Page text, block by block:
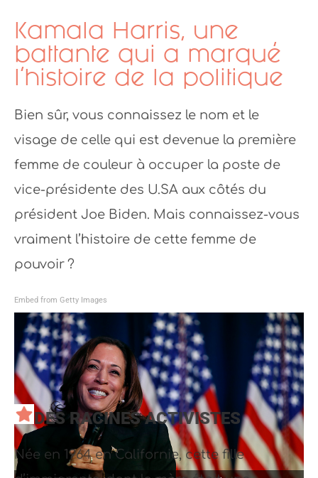
Kamala Harris, une
battante qui a marqué
l’histoire de la politique
Bien sûr, vous connaissez le nom et le
visage de celle qui est devenue la première
femme de couleur à occuper la poste de
vice-présidente des U.SA aux côtés du
président Joe Biden. Mais connaissez-vous
vraiment l’histoire de cette femme de
pouvoir ?
Embed from Getty Images
DES RACINES ACTIVISTES
Née en 1964 en Californie, cette fille